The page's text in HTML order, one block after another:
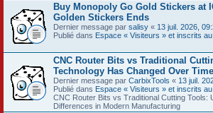
Buy Monopoly Go Gold Stickers at
Golden Stickers Ends
Dernier message par salisy « 13 juil. 2026,
Publié dans Espace « Visiteurs » et inscrits
CNC Router Bits vs Traditional
Technology Has Changed Over Time
Dernier message par CarbixTools « 13 juil.
Publié dans Espace « Visiteurs » et inscrits
CNC Router Bits vs Traditional Cutting Tools:
Differences in Modern Manufacturing